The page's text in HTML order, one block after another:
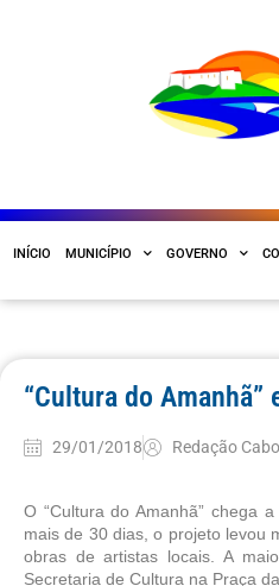
INÍCIO MUNICÍPIO GOVERNO
“Cultura do
29/01/2018 Redação
O “Cultura do Amanhã” chega
mais de 30 dias, o projeto levou
obras de artistas locais. A
Secretaria de Cultura na Praça